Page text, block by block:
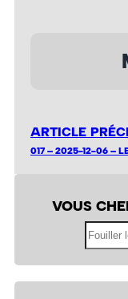
ARTICLE
017 – 2025-12-06 –
VOUS